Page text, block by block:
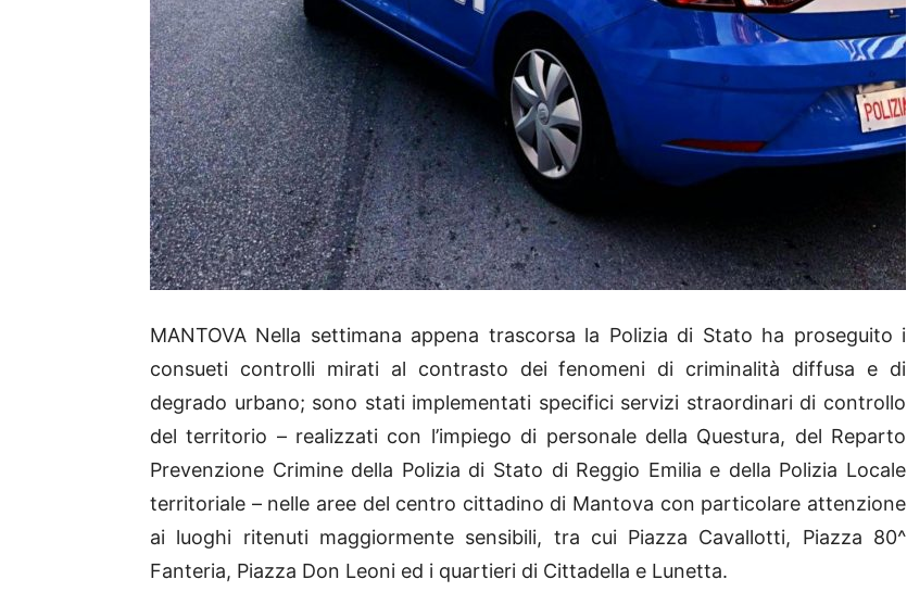
MANTOVA Nella settimana appena trascorsa la Polizia di Stato ha proseguito i
consueti controlli mirati al contrasto dei fenomeni di criminalità diffusa e di
degrado urbano; sono stati implementati specifici servizi straordinari di controllo
del territorio – realizzati con l’impiego di personale della Questura, del Reparto
Prevenzione Crimine della Polizia di Stato di Reggio Emilia e della Polizia Locale
territoriale – nelle aree del centro cittadino di Mantova con particolare attenzione
ai luoghi ritenuti maggiormente sensibili, tra cui Piazza Cavallotti, Piazza 80^
Fanteria, Piazza Don Leoni ed i quartieri di Cittadella e Lunetta.